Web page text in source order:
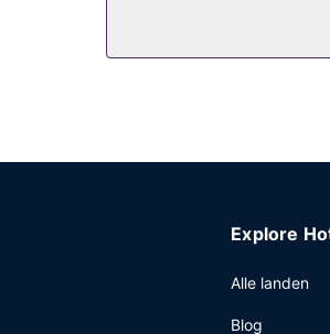
ontspannen? Kom tot
uur tot 10.00 uur en in
Explore
Alle landen
Blog